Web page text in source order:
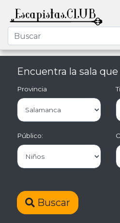
Encuentra la sala
Provincia
Público:
Buscar